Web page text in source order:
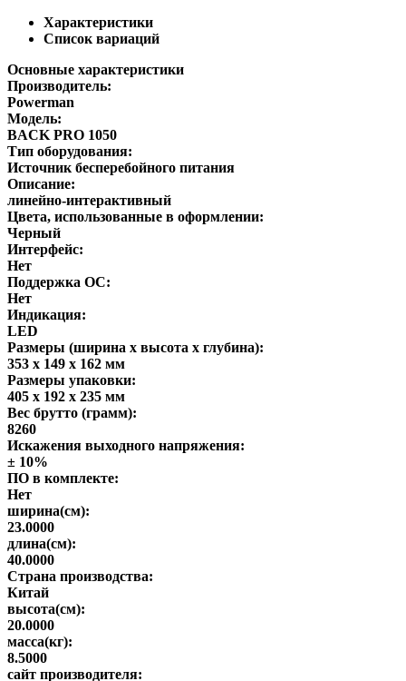
Характеристики
Список вариаций
Основные характеристики
Производитель:
Powerman
Модель:
BACK PRO 1050
Тип оборудования:
Источник бесперебойного питания
Описание:
линейно-интерактивный
Цвета, использованные в оформлении:
Черный
Интерфейс:
Нет
Поддержка ОС:
Нет
Индикация:
LED
Размеры (ширина x высота x глубина):
353 х 149 х 162 мм
Размеры упаковки:
405 х 192 х 235 мм
Вес брутто (грамм):
8260
Искажения выходного напряжения:
± 10%
ПО в комплекте:
Нет
ширина(см):
23.0000
длина(см):
40.0000
Страна производства:
Китай
высота(см):
20.0000
масса(кг):
8.5000
сайт производителя: